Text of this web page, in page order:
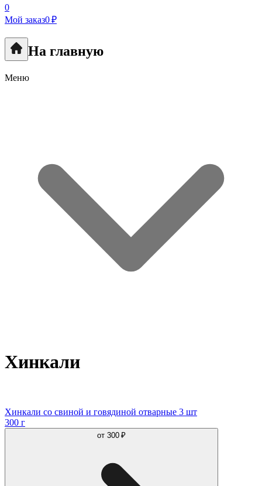
0
Мой заказ0 ₽
На главную
Меню
Хинкали
Хинкали со свиной и говядиной отварные 3 шт
300 г
от 300 ₽